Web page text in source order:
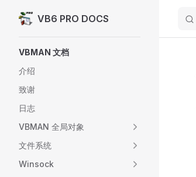
Skip to content
VB6 PRO DOCS
VBMAN 文档
介绍
致谢
日志
VBMAN 全局对象
文件系统
Winsock